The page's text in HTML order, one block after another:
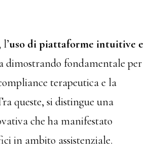
uso di piattaforme intuitive e
dimostrando fondamentale per
terapeutica e la
queste, si distingue una
che ha manifestato
in ambito assistenziale.